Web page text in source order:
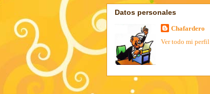
Datos personales
Chafardero
Ver todo mi perfil